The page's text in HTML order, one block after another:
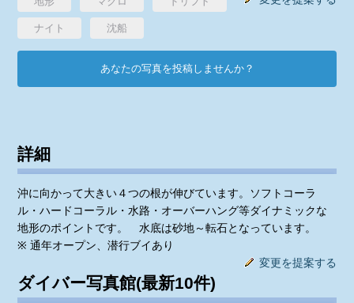
ナイト 沈船
あなたの写真を投稿しませんか？
詳細
沖に向かって大きい４つの根が伸びています。ソフトコーラ
ル・ハードコーラル・水路・オーバーハング等ダイナミックな
地形のポイントです。 水底は砂地～転石となっています。
※ 通年オープン、潜行ブイあり
変更を提案する
ダイバー写真館(最新10件)